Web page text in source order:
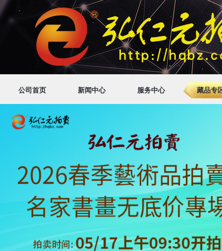
公司首页 新闻中心 服务中心 藏品专